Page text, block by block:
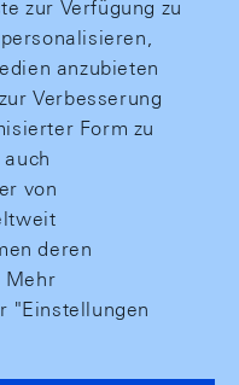
zur Verfügung zu
anzubieten
Verbesserung
Form zu
von
deren
Mehr
"Einstellungen